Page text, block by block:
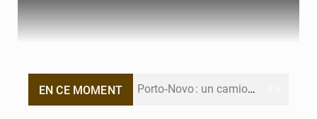
EN CE MOMENT Porto‑Novo : un camion de produits pétroliers embrase Avakpa